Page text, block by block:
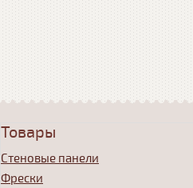
Товары
Стеновые панели
Фрески